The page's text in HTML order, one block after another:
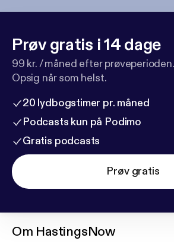
Prøv gratis i 14 dage
99 kr. / måned efter prøveperioden.
Opsig når som helst.
20 lydbogstimer pr. måned
Podcasts kun på Podimo
Gratis podcasts
Prøv gratis
Om HastingsNow